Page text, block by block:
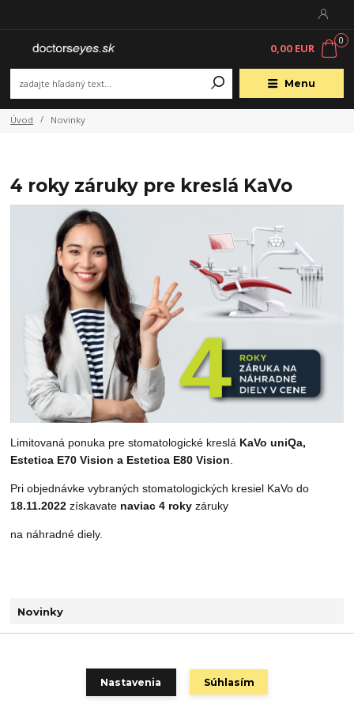
Menu
0
0,00 EUR
Úvod Novinky
Novinky
4 roky záruky pre kreslá KaVo
Limitovaná ponuka pre stomatologické kreslá KaVo uniQa,
Estetica E70 Vision a Estetica E80 Vision
Pri objednávke vybraných stomatologických kresiel KaVo do
18.11.2022 získavate naviac 4 roky záruky
na náhradné diely.
Nastavenia Súhlasím